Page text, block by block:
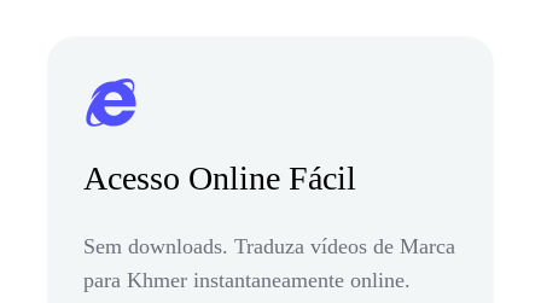
Acesso Online Fácil
Sem downloads. Traduza vídeos de Marca
para Khmer instantaneamente online.